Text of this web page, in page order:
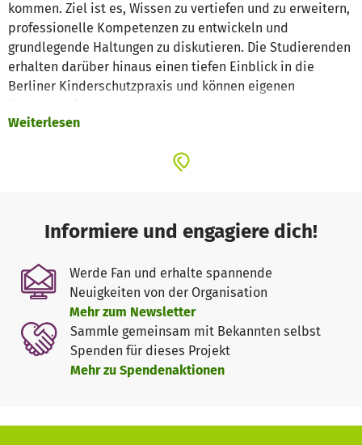
kommen. Ziel ist es, Wissen zu vertiefen und zu erweitern,
professionelle Kompetenzen zu entwickeln und
grundlegende Haltungen zu diskutieren. Die Studierenden
erhalten darüber hinaus einen tiefen Einblick in die
Berliner Kinderschutzpraxis und können eigenen
Die Sommerhochschule wird daneben auch ein Ort der
spannendes Arbeitsfeld mit vielfältigen
Leider sind immer weniger Studierende nach Ende ihres
Studiums dazu bereit, ihre berufliche Perspektive im
Kinderschutz zu suchen. Dies ist ein alarmierendes Signal!
Aus Sicht der Kinderschutz-Zentren reicht das theoretisch
erworbene Wissen an den Hochschulen nicht aus. Weder
motiviert es, für die spannende aber auch sehr
verantwortungsvolle Arbeit, noch qualifiziert es die
Studierenden für die komplexen Herausforderungen in der
Arbeit mit Menschen, die ihre Kinder vernachlässigen,
Weiterlesen
Informiere und engagiere dich!
Werde Fan und erhalte spannende
Neuigkeiten von der Organisation
Mehr zum Newsletter
Sammle gemeinsam mit Bekannten selbst
Spenden für dieses Projekt
Mehr zu Spendenaktionen